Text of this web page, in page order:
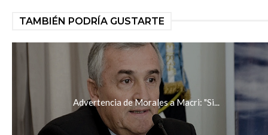
TAMBIÉN PODRÍA GUSTARTE
Advertencia de Morales a Macri: "Si...